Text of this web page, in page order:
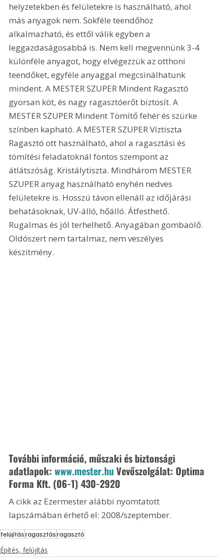
helyzetekben és felületekre is használható, ahol
más anyagok nem. Sokféle teendőhöz
alkalmazható, és ettől válik egyben a
leggazdaságosabbá is. Nem kell megvennünk 3-4
különféle anyagot, hogy elvégezzük az otthoni
teendőket, egyféle anyaggal megcsinálhatunk
mindent. A MESTER SZUPER Mindent Ragasztó
gyorsan köt, és nagy ragasztóerőt biztosít. A
MESTER SZUPER Mindent Tömítő fehér és szürke
színben kapható. A MESTER SZUPER Víztiszta
Ragasztó ott használható, ahol a ragasztási és
tömítési feladatoknál fontos szempont az
átlátszóság. Kristálytiszta. Mindhárom MESTER
SZUPER anyag használható enyhén nedves
felületekre is. Hosszú távon ellenáll az időjárási
behatásoknak, UV-álló, hőálló. Átfesthető.
Rugalmas és jól terhelhető. Anyagában gombaölő.
Oldószert nem tartalmaz, nem veszélyes
készítmény.
További információ, műszaki és biztonsági
adatlapok: www.mester.hu Vevőszolgálat: Optima
Forma Kft. (06-1) 430-2920
A cikk az Ezermester alábbi nyomtatott
lapszámában érhető el: 2008/szeptember.
felújításragasztásragasztó
Építés, felújítás